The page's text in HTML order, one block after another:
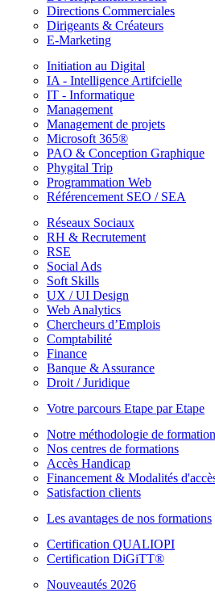
Directions Commerciales
Dirigeants & Créateurs
E-Marketing
Initiation au Digital
IA - Intelligence Artifcielle
IT - Informatique
Management
Management de projets
Microsoft 365®
PAO & Conception Graphique
Phygital Trip
Programmation Web
Référencement SEO / SEA
Réseaux Sociaux
RH & Recrutement
RSE
Social Ads
Soft Skills
UX / UI Design
Web Analytics
Chercheurs d’Emplois
Comptabilité
Finance
Banque & Assurance
Droit / Juridique
Votre parcours Etape par Etape
Notre méthodologie de formation
Nos centres de formations
Accès Handicap
Financement & Modalités
Satisfaction clients
Les avantages de nos formations
Certification QUALIOPI
Certification DiGiTT®
Nouveautés 2026